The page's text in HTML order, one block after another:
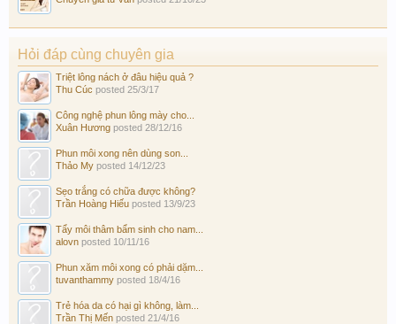
Hỏi đáp cùng chuyên gia
Triệt lông nách ở đâu hiệu quả ?
Thu Cúc posted 25/3/17
Công nghệ phun lông mày cho...
Xuân Hương posted 28/12/16
Phun môi xong nên dùng son...
Thảo My posted 14/12/23
Sẹo trắng có chữa được không?
Trần Hoàng Hiếu posted 13/9/23
Tẩy môi thâm bẩm sinh cho nam...
alovn posted 10/11/16
Phun xăm môi xong có phải dặm...
tuvanthammy posted 18/4/16
Trẻ hóa da có hại gì không, làm...
Trần Thị Mến posted 21/4/16